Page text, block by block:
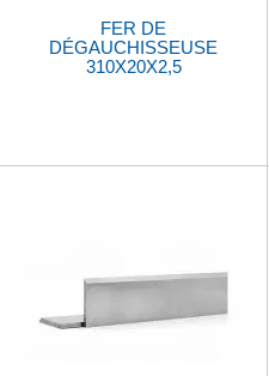
FER DE
DÉGAUCHISSEUSE
310X20X2,5